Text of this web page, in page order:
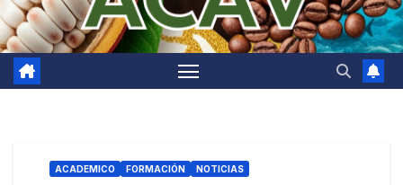
ACADEMICO FORMACIÓN NOTICIAS